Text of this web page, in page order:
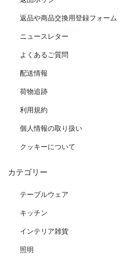
返品や商品交換用登録フォーム
ニュースレター
よくあるご質問
配送情報
荷物追跡
利用規約
個人情報の取り扱い
クッキーについて
カテゴリー
テーブルウェア
キッチン
インテリア雑貨
照明